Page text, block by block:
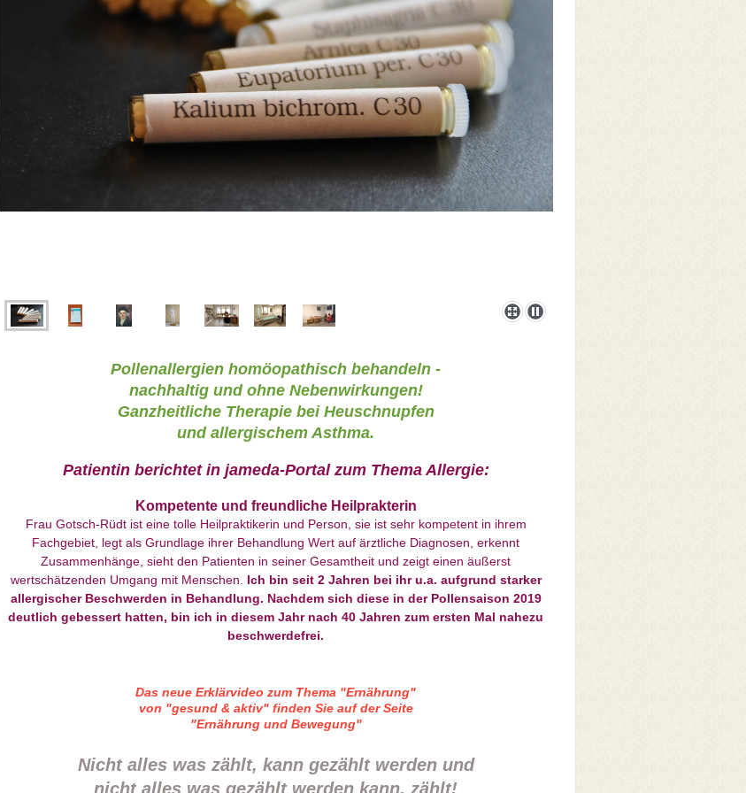
Pollenallergien homöopathisch behandeln -
nachhaltig und ohne Nebenwirkungen!
Ganzheitliche Therapie bei Heuschnupfen
und allergischem Asthma.
Patientin berichtet in jameda-Portal zum Thema Allergie:
Kompetente und freundliche Heilprakterin
Frau Gotsch-Rüdt ist eine tolle Heilpraktikerin und Person, sie ist sehr kompetent in ihrem
Fachgebiet, legt als Grundlage ihrer Behandlung Wert auf ärztliche Diagnosen, erkennt
Zusammenhänge, sieht den Patienten in seiner Gesamtheit und zeigt einen äußerst
wertschätzenden Umgang mit Menschen. Ich bin seit 2 Jahren bei ihr u.a. aufgrund starker
allergischer Beschwerden in Behandlung. Nachdem sich diese in der Pollensaison 2019
deutlich gebessert hatten, bin ich in diesem Jahr nach 40 Jahren zum ersten Mal nahezu
beschwerdefrei.
Das neue Erklärvideo zum Thema "Ernährung"
von "gesund & aktiv" finden Sie aufder Seite
"Ernährung und Bewegung"
Nicht alles was zählt, kann gezählt werden und
nicht alles was gezählt werden kann, zählt!